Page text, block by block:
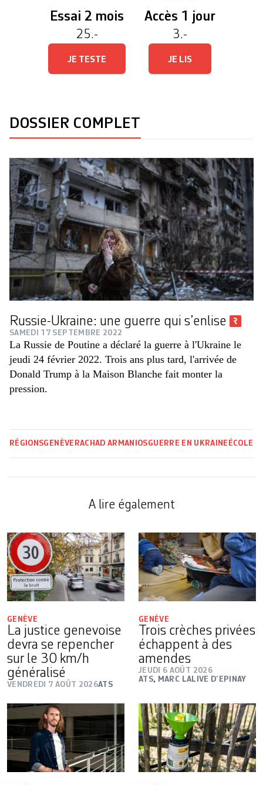
Essai 2 mois
25.-
JE TESTE
Accès 1 jour
3.-
JE LIS
DOSSIER COMPLET
Russie-Ukraine: une guerre qui s’enlise
SAMEDI 17 SEPTEMBRE 2022
La Russie de Poutine a déclaré la guerre à l'Ukraine le
jeudi 24 février 2022. Trois ans plus tard, l'arrivée de
Donald Trump à la Maison Blanche fait monter la
pression.
RÉGIONSGENÈVE RACHAD ARMANIOSGUERRE EN UKRAINE ÉCOLE
A lire également
GENÈVE
La justice genevoise
devra se repencher
sur le 30 km/h
généralisé
VENDREDI 7 AOÛT 2026ATS
GENÈVE
Trois crèches privées
échappent à des
amendes
JEUDI 6 AOÛT 2026
ATS, MARC LALIVE D’EPINAY